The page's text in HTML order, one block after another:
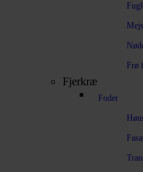
Frø
Fjerkræ
Foder